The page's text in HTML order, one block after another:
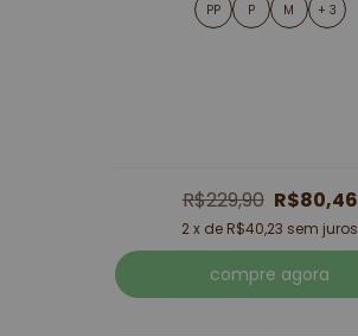
PP P M + 3
R$229,90 R$80,46
2x de R$40,23 sem juros
compre agora